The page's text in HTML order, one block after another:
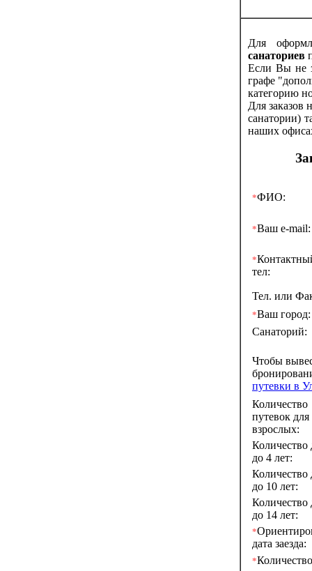
Для
санаториев
Если Вы не
графе
категорию
Для
санатории)
наших
*ФИО:
*Ваш e-mail:
*
тел:
Тел. или
*Ваш город:
Санаторий:
Чтобы
путевки в
Количество
путевок для
взрослых:
Количество
до 4 лет:
Количество
до 10 лет:
Количество
до 14 лет:
*
дата заезда:
*